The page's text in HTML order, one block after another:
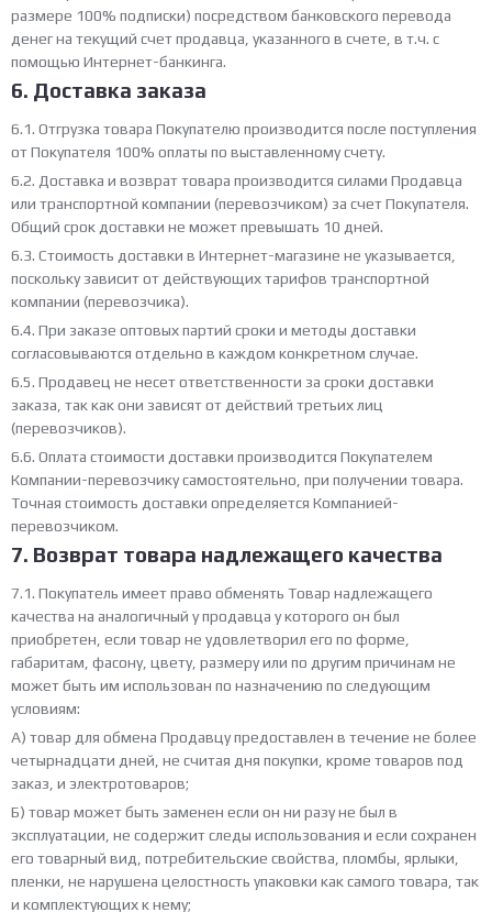
размере 100% подписки) посредством банковского перевода
денег на текущий счет продавца, указанного в счете, в т.ч. с
помощью Интернет-банкинга.
6. Доставка заказа
6.1. Отгрузка товара Покупателю производится после поступления
от Покупателя 100% оплаты по выставленному счету.
6.2. Доставка и возврат товара производится силами Продавца
или транспортной компании (перевозчиком) за счет Покупателя.
Общий срок доставки не может превышать 10 дней.
6.3. Стоимость доставки в Интернет-магазине не указывается,
поскольку зависит от действующих тарифов транспортной
компании (перевозчика).
6.4. При заказе оптовых партий сроки и методы доставки
согласовываются отдельно в каждом конкретном случае.
6.5. Продавец не несет ответственности за сроки доставки
заказа, так как они зависят от действий третьих лиц
(перевозчиков).
6.6. Оплата стоимости доставки производится Покупателем
Компании-перевозчику самостоятельно, при получении товара.
Точная стоимость доставки определяется Компанией-
перевозчиком.
7. Возврат товара надлежащего качества
7.1. Покупатель имеет право обменять Товар надлежащего
качества на аналогичный у продавца у которого он был
приобретен, если товар не удовлетворил его по форме,
габаритам, фасону, цвету, размеру или по другим причинам не
может быть им использован по назначению по следующим
условиям:
А) товар для обмена Продавцу предоставлен в течение не более
четырнадцати дней, не считая дня покупки, кроме товаров под
заказ, и электротоваров;
Б) товар может быть заменен если он ни разу не был в
эксплуатации, не содержит следы использования и если сохранен
его товарный вид, потребительские свойства, пломбы, ярлыки,
пленки, не нарушена целостность упаковки как самого товара, так
и комплектующих к нему;